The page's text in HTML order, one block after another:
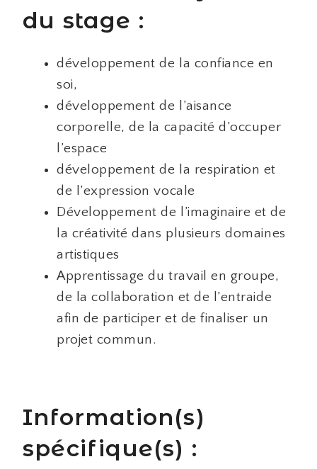
du stage :
développement de la confiance en
soi,
développement de l’aisance
corporelle, de la capacité d’occuper
l’espace
développement de la respiration et
de l’expression vocale
Développement de l’imaginaire et de
la créativité dans plusieurs domaines
artistiques
Apprentissage du travail en groupe,
de la collaboration et de l’entraide
afin de participer et de finaliser un
projet commun.
Information(s)
spécifique(s) :